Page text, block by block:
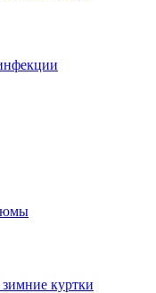
куртки